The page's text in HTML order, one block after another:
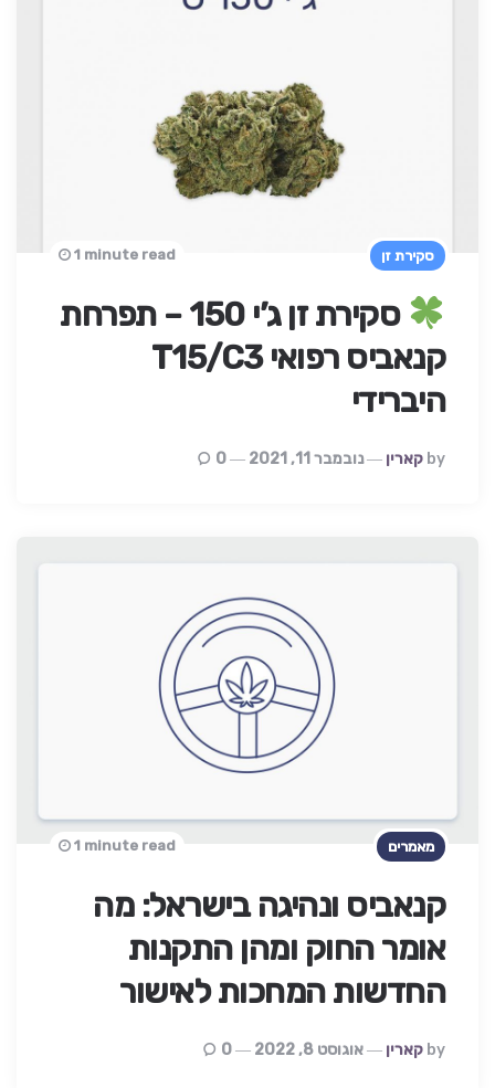
סקירת זן
סקירת זן ג’י 150 – תפרחת
קנאביס רפואי T15/C3
היברידי
Posted
By
By קארין נובמבר 11, 2021
1 minute read
0
מאמרים
קנאביס ונהיגה בישראל: מה
אומר החוק ומהן התקנות
החדשות המחכות לאישור
Posted
By
By קארין אוגוסט 8, 2022
1 minute read
0